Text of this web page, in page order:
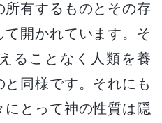
有するものとその存
開かれています。そ
ることなく人類を養
同様です。それにも
とって神の性質は隠